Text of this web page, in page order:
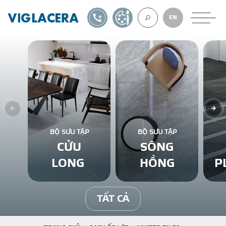
VỀ CHÚNG
GẠCH ỐP LÁT
BÊ TÔNG KHÍ
NGÓI LỢP
EN
1900561582TỰ THIẾT KẾ
BỘ SƯU TẬP
CỬU
LONG
BỘ SƯU TẬP
SÔNG
HỒNG
TẤT CẢ